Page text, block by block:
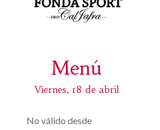
Menú
Viernes, 18 de abril
No válido desde